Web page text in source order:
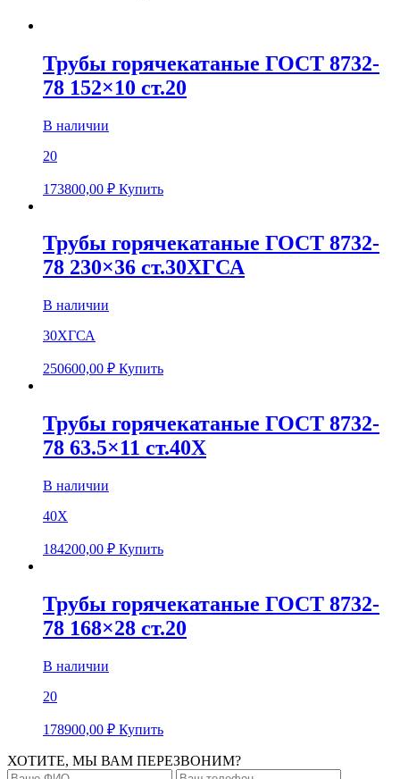
Трубы горячекатаные ГОСТ 8732-
78 152×10 ст.20
В наличии
20
173800,00 ₽ Купить
Трубы горячекатаные ГОСТ 8732-
78 230×36 ст.30ХГСА
В наличии
30ХГСА
250600,00 ₽ Купить
Трубы горячекатаные ГОСТ 8732-
78 63.5×11 ст.40Х
В наличии
40Х
184200,00 ₽ Купить
Трубы горячекатаные ГОСТ 8732-
78 168×28 ст.20
В наличии
20
178900,00 ₽ Купить
ХОТИТЕ, МЫ ВАМ ПЕРЕЗВОНИМ?